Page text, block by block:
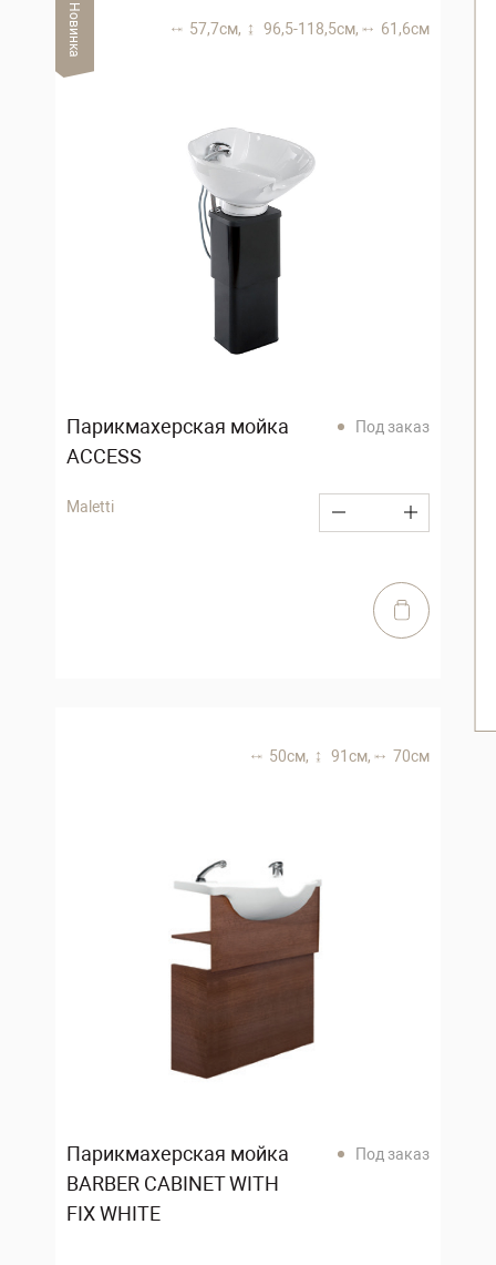
Новинка 57,7 см, 96,5-118,5 см, 61,6 см
Парикмахерская мойка
ACCESS
Под заказ
Maletti
50 см, 91 см, 70 см
Парикмахерская мойка
BARBER CABINET WITH
FIX WHITE
Под заказ